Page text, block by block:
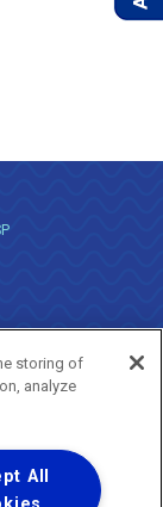
Reservados.
storing of
analyze
All